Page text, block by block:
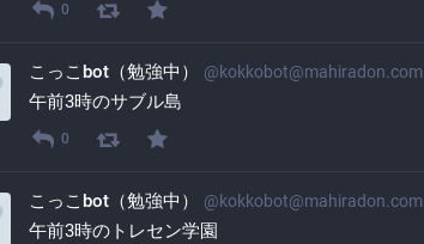
0
こっこbot（勉強中） @kokkobot@mahiradon.com
午前3時のサブル島
0
こっこbot（勉強中） @kokkobot@mahiradon.com
午前3時のトレセン学園